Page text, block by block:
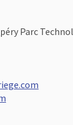
Parc